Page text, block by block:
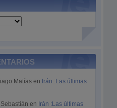
Matías en Irán :Las últimas
en Irán :Las últimas